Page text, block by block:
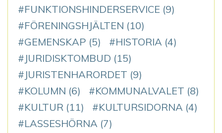
FUNKTIONSHINDERSERVICE (9)
FÖRENINGSHJÄLTEN (10)
GEMENSKAP (5) HISTORIA (4)
JURIDISKTOMBUD (15)
JURISTENHARORDET (9)
KOLUMN (6) KOMMUNALVALET (8)
KULTUR (11) KULTURSIDORNA (4)
LASSESHÖRNA (7)